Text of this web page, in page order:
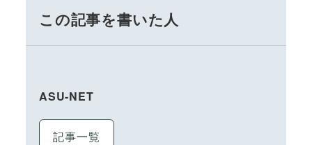
この記事を書いた人
ASU-NET
記事一覧